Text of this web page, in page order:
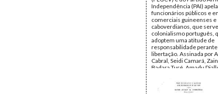
Independência (PAI)
funcionários públicos e
comerciais guineenses e
caboverdianos, que
colonialismo português,
adoptem uma atitude de
responsabilidade perante
libertação. Assinada por
Cabral, Seidi Camará,
Badara Turé, Amadu
Outubro de 1960
DAC -